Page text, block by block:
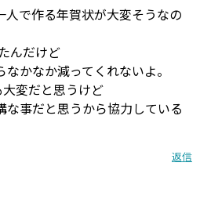
で作る年賀状が大変そうなの
んだけど
かなか減ってくれないよ。
変だと思うけど
な事だと思うから協力している
返信